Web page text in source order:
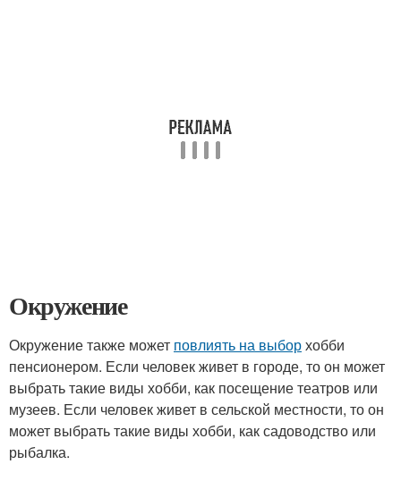
Окружение
Окружение также может повлиять на выборхобби
пенсионером. Если человек живет в городе, то он может
выбрать такие виды хобби, как посещение театров или
музеев. Если человек живет в сельской местности, то он
может выбрать такие виды хобби, как садоводство или
рыбалка.